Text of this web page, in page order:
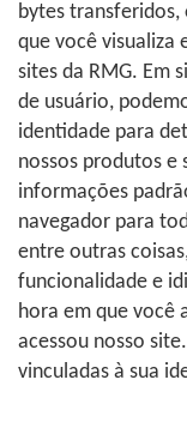
bytes transferidos,
que você visualiza
sites da RMG. Em
de usuário,
identidade para
nossos produtos e
informações
navegador para
entre outras
funcionalidade e
hora em que você
acessou nosso
vinculadas à sua